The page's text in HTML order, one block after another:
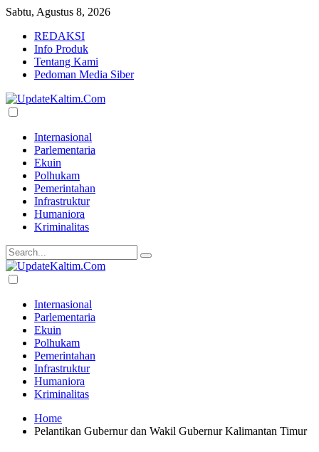
Sabtu, Agustus 8, 2026
REDAKSI
Info Produk
Tentang Kami
Pedoman Media Siber
Internasional
Parlementaria
Ekuin
Polhukam
Pemerintahan
Infrastruktur
Humaniora
Kriminalitas
Internasional
Parlementaria
Ekuin
Polhukam
Pemerintahan
Infrastruktur
Humaniora
Kriminalitas
Home
Pelantikan Gubernur dan Wakil Gubernur Kalimantan Timur